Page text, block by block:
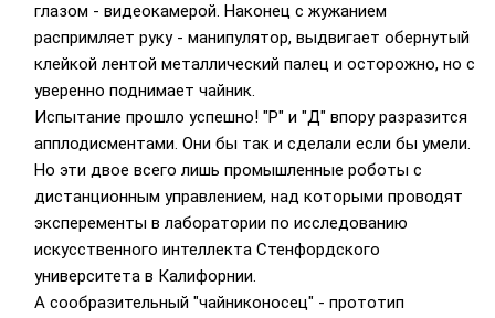
глазом - видеокамерой. Наконец с жужанием
распримляет руку - манипулятор, выдвигает обернутый
клейкой лентой металлический палец и осторожно, но с
уверенно поднимает чайник.
Испытание прошло успешно! "Р" и "Д" впору разразится
апплодисментами. Они бы так и сделали если бы умели.
Но эти двое всего лишь промышленные роботы с
дистанционным управлением, над которыми проводят
эксперементы в лаборатории по исследованию
искусственного интеллекта Стенфордского
университета в Калифорнии.
А сообразительный "чайниконосец" - прототип